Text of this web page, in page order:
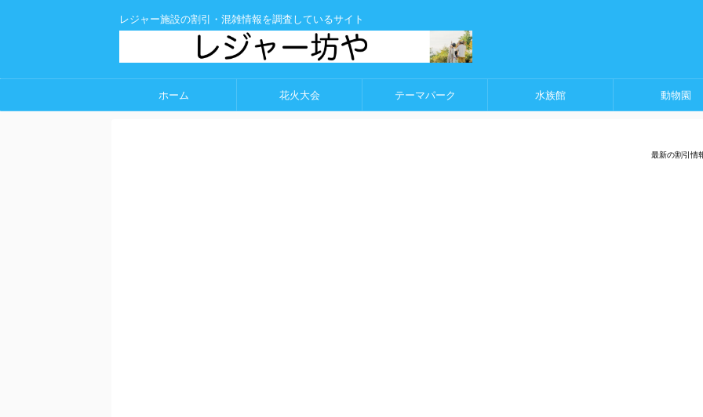
レジャー施設の割引・混雑情報を調査しているサイト
ホーム 花火大会 テーマパーク 水族館 動物園
最新の割引情